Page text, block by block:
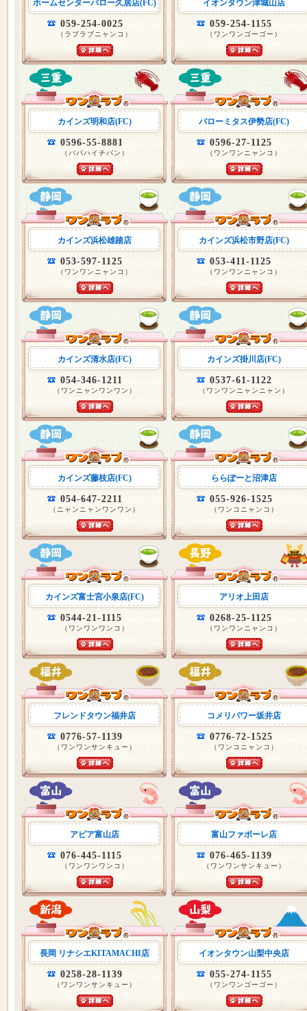
ホームセンターバロー久居店(FC)
059-254-0025
（ラブラブニャンコ）
イオンタウン津城山店
059-254-1155
（ワンワンゴーゴー）
カインズ明和店(FC)
0596-55-8881
（パパハイチバン）
バローミタス伊勢店(FC)
0596-27-1125
（ワンワンニャンコ）
カインズ浜松雄踏店
053-597-1125
（ワンワンニャンコ）
カインズ浜松市野店(FC)
053-411-1125
（ワンワンニャンコ）
カインズ清水店(FC)
054-346-1211
（ワンニャンワンワン）
カインズ掛川店(FC)
0537-61-1122
（ワンワンニャンニャン）
カインズ藤枝店(FC)
054-647-2211
（ニャンニャンワンワン）
ららぽーと沼津店
055-926-1525
（ワンコニャンコ）
カインズ富士宮小泉店(FC)
0544-21-1115
（ワンワンワンコ）
アリオ上田店
0268-25-1125
（ワンワンニャンコ）
フレンドタウン福井店
0776-57-1139
（ワンワンサンキュー）
コメリパワー坂井店
0776-72-1525
（ワンコニャンコ）
アピア富山店
076-445-1115
（ワンワンワンコ）
富山ファボーレ店
076-465-1139
（ワンワンサンキュー）
長岡 リナシエKITAMACHI店
0258-28-1139
（ワンワンサンキュー）
イオンタウン山梨中央店
055-274-1155
（ワンワンゴーゴー）